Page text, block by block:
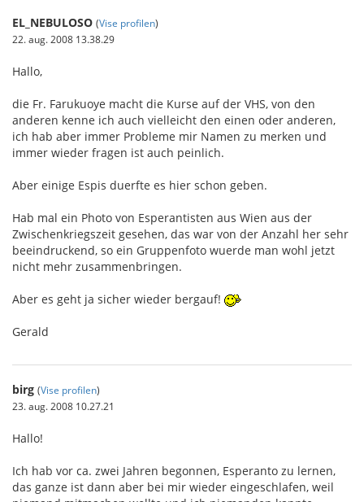
EL_NEBULOSO (Vise profilen)
22. aug. 2008 13.38.29
Hallo,
die Fr. Farukuoye macht die Kurse auf der VHS, von den
anderen kenne ich auch vielleicht den einen oder anderen,
ich hab aber immer Probleme mir Namen zu merken und
immer wieder fragen ist auch peinlich.
Aber einige Espis duerfte es hier schon geben.
Hab mal ein Photo von Esperantisten aus Wien aus der
Zwischenkriegszeit gesehen, das war von der Anzahl her sehr
beeindruckend, so ein Gruppenfoto wuerde man wohl jetzt
nicht mehr zusammenbringen.
Aber es geht ja sicher wieder bergauf!
Gerald
birg (Vise profilen)
23. aug. 2008 10.27.21
Hallo!
Ich hab vor ca. zwei Jahren begonnen, Esperanto zu lernen,
das ganze ist dann aber bei mir wieder eingeschlafen, weil